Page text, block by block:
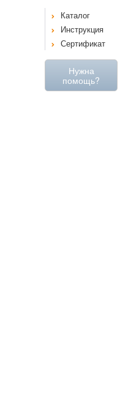
Каталог
Инструкция
Сертификат
Нужна
помощь?